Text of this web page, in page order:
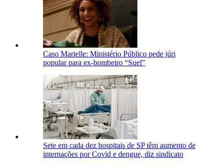
Caso Marielle: Ministério Público pede júri
popular para ex-bombeiro “Suel”
Sete em cada dez hospitais de SP têm aumento de
internações por Covid e dengue, diz sindicato